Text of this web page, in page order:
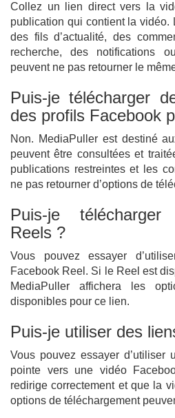
Collez un lien direct vers la
publication qui contient la vidéo.
des fils d’actualité, des
recherche, des notifications
peuvent ne pas retourner le
Puis-je télécharger
des profils Facebook
Non. MediaPuller est destiné
peuvent être consultées et
publications restreintes et les
ne pas retourner d’options de
Puis-je
Reels ?
Vous pouvez essayer
Facebook Reel. Si le Reel est
MediaPuller affichera les
disponibles pour ce lien.
Puis-je utiliser des
Vous pouvez essayer d’utiliser
pointe vers une vidéo
redirige correctement et que la
options de téléchargement